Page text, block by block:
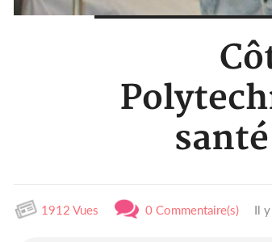
1912 Vues 0 Commentaire(s) Il